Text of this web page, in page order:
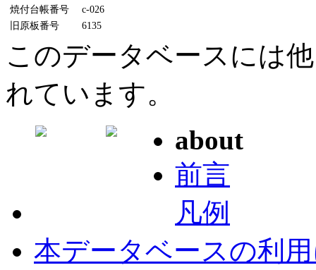
焼付台帳番号
c-026
旧原板番号
6135
このデータベースには
れています。
about
前言
凡例
本データベースの利